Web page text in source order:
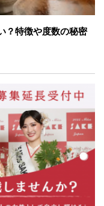
？特徴や度数の秘密